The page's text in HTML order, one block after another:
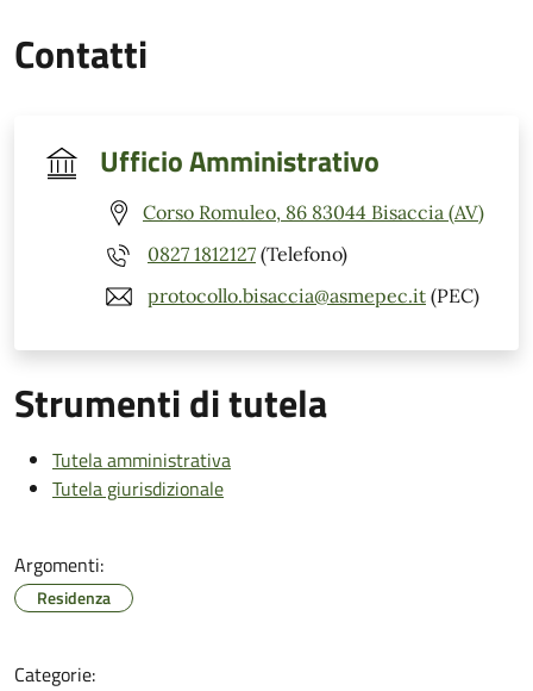
Contatti
Ufficio Amministrativo
Corso Romuleo, 86 83044 Bisaccia (AV)
0827 1812127 (Telefono)
protocollo.bisaccia@asmepec.it (PEC)
Strumenti di tutela
Tutela amministrativa
Tutela giurisdizionale
Argomenti:
Residenza
Categorie: